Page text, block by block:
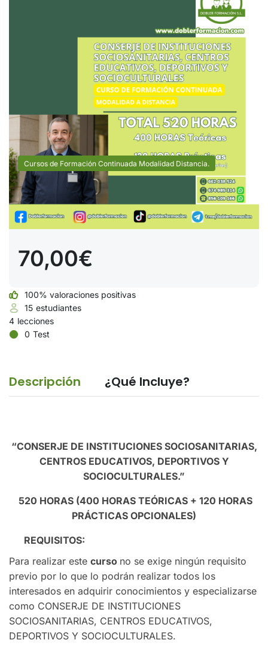
Descripción ¿Qué Incluye?
“CONSERJE DE INSTITUCIONES SOCIOSANITARIAS,
CENTROS EDUCATIVOS, DEPORTIVOS Y
SOCIOCULTURALES.”
520 HORAS (400 HORAS TEÓRICAS + 120 HORAS
PRÁCTICAS OPCIONALES)
REQUISITOS:
Para realizar este curso no se exige ningún requisito
previo por lo que lo podrán realizar todos los
interesados en adquirir conocimientos y especializarse
como CONSERJE DE INSTITUCIONES
SOCIOSANITARIAS, CENTROS EDUCATIVOS,
DEPORTIVOS Y SOCIOCULTURALES.
Cursos de Formación Continuada Modalidad Distancia.
70,00€
100% valoraciones positivas
15 estudiantes
4 lecciones
0 Test